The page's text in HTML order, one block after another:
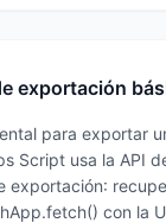
exportación
para exportar
Script usa la API
exportación:
con la